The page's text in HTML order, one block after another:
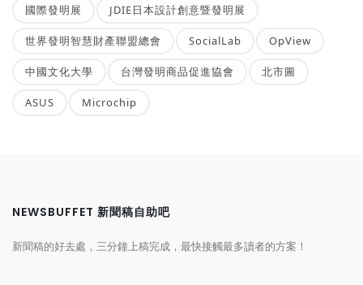
國際發明展 JDIE日本設計創意暨發明展
世界發明智慧財產聯盟總會 SocialLab OpView
中國文化大學 台灣發明商品促進協會 北市圖
ASUS Microchip
NEWSBUFFET 新聞稿自助吧
新聞稿的好去處，三分鐘上稿完成，最快接觸最多讀者的方案！